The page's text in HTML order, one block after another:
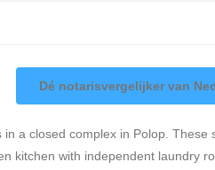
Dé notarisvergelijker van
a closed complex in Polop. These
kitchen with independent laundry